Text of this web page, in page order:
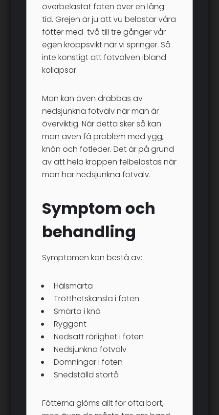
överbelastat foten över en lång
tid. Grejen är ju att vu belastar våra
fötter med två till tre gånger vår
egen kroppsvikt när vi springer. Så
inte konstigt att fotvalven ibland
kollapsar.
Man kan även drabbas av
nedsjunkna fotvalv när man är
överviktig. När detta sker så kan
man även få problem med ygg,
knän och fotleder. Det är på grund
av att hela kroppen felbelastas när
man har nedsjunkna fotvalv.
Symptom och
behandling
Symptomen kan bestå av:
Hälsmärta
Trötthetskänsla i foten
Smärta i knä
Ryggont
Nedsatt rörlighet i foten
Nedsjunkna fotvalv
Domningar i foten
Snedställd stortå
Fötterna glöms allt för ofta bort,